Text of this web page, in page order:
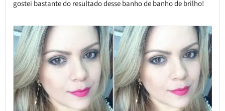
gostei bastante do resultado desse banho de banho de brilho!